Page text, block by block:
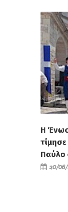
Η
Παύλο
20/06/